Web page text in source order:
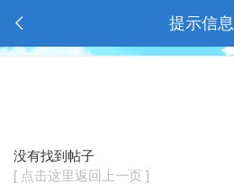
提示信息
没有找到帖子
[ 点击这里返回上一页 ]